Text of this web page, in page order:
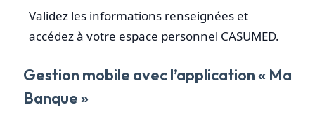
Validez les informations renseignées et
accédez à votre espace personnel CASUMED.
Gestion mobile avec l’application « Ma
Banque »